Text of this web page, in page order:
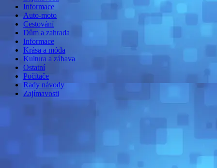
Informace
Auto-moto
Cestování
Dům a zahrada
Informace
Krása a móda
Kultura a zábava
Ostatní
Počítače
Rady návody
Zajímavosti